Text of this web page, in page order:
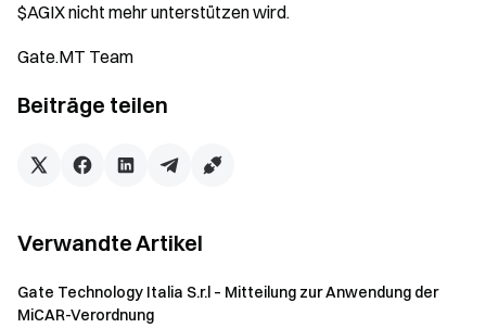
$AGIX nicht mehr unterstützen wird.
Gate.MT Team
Beiträge teilen
Verwandte Artikel
Gate Technology Italia S.r.l – Mitteilung zur Anwendung der
MiCAR-Verordnung